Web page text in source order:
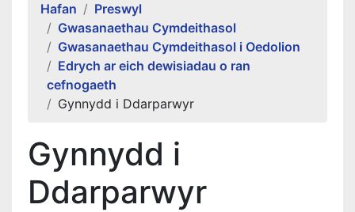
Hafan
Preswyl
Gwasanaethau Cymdeithasol
Gwasanaethau Cymdeithasol i Oedolion
Edrych ar eich dewisiadau o ran
cefnogaeth
Gynnydd i Ddarparwyr
Gynnydd i
Ddarparwyr